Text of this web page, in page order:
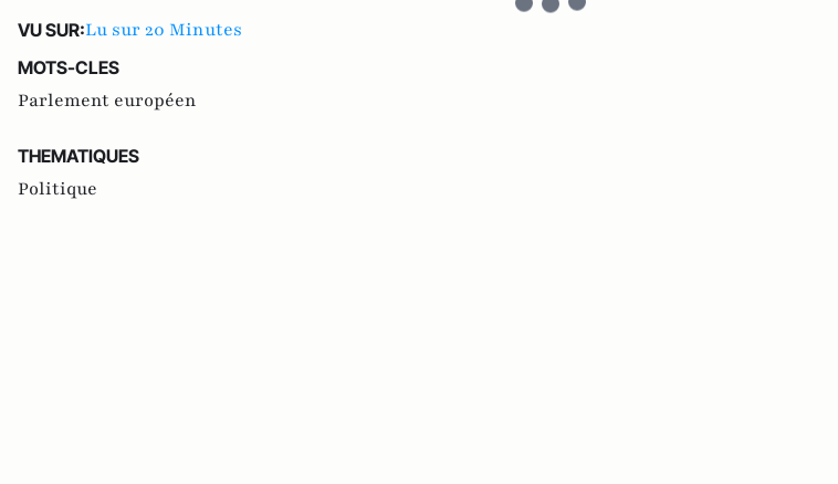
VU SUR:Lu sur 20 Minutes
MOTS-CLES
Parlement européen
THEMATIQUES
Politique